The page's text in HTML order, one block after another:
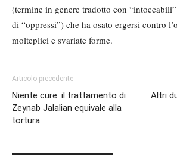
(termine in genere tradotto con
di “oppressi”) che ha osato ergersi contro
molteplici e svariate forme.
Articolo precedente
Niente cure: il trattamento di
Zeynab Jalalian equivale alla
tortura
Altri